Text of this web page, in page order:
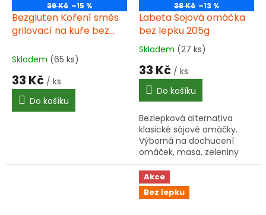
39 Kč –15 %
Bezgluten Koření směs
grilovací na kuře bez
Skladem (65 ks)
33 Kč / ks
Do košíku
38 Kč –13 %
Labeta Sojová omáčka
bez lepku 205g
Průměrné
hodnocení
produktu
5,0
5
hvězdiček.
Skladem (27 ks)
33 Kč / ks
Do košíku
Bezlepková alternativa
klasické sójové omáčky.
Výborná na dochucení
omáček, masa, zeleniny
nebo sushi.
Akce
Bez lepku